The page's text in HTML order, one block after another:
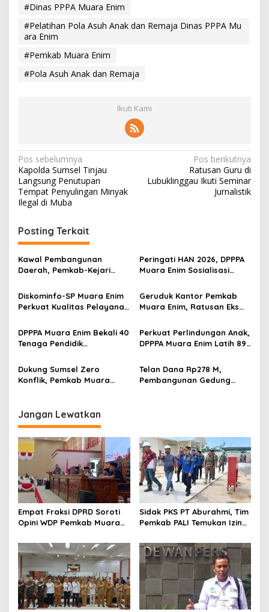
#Dinas PPPA Muara Enim
#Pelatihan Pola Asuh Anak dan Remaja Dinas PPPA Mu
ara Enim
#Pemkab Muara Enim
#Pola Asuh Anak dan Remaja
Ikuti Kami
N
a
v
i
g
a
s
i
p
o
s
Pos sebelumnya
Kapolda Sumsel Tinjau
Langsung Penutupan
Tempat Penyulingan Minyak
Ilegal di Muba
Pos berikutnya
Ratusan Guru di
Lubuklinggau Ikuti Seminar
Jurnalistik
Posting Terkait
Kawal Pembangunan
Daerah, Pemkab-Kejari
Pendampingan Hukum
Peringati HAN 2026, DPPPA
Muara Enim Sosialisasi
yang Memerlukan
Perlindungan Khusus
Diskominfo-SP Muara Enim
Perkuat Kualitas Pelayanan
LAPOR dan PPID
Geruduk Kantor Pemkab
Muara Enim, Ratusan Eks
Perusahaan Lunasi Hak
Pekerja
DPPPA Muara Enim Bekali 40
Tenaga Pendidik
Kekerasan Perempuan dan
Anak
Perkuat Perlindungan Anak,
DPPPA Muara Enim Latih 89
Dukung Sumsel Zero
Konflik, Pemkab Muara
Radikalisme
Telan Dana Rp278 M,
Pembangunan Gedung
Jangan Lewatkan
Empat Fraksi DPRD Soroti
Opini WDP Pemkab Muara
Kelola Keuangan
Sidak PKS PT Aburahmi, Tim
Pemkab PALI Temukan Izin